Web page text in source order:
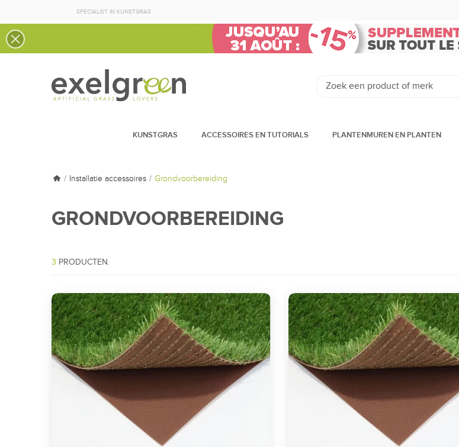
SPECIALIST IN KUNSTGRAS
KUNSTGRAS ACCESSOIRES EN TUTORIALS PLANTENMUREN EN PLANTEN
Installatie accessoires Grondvoorbereiding
GRONDVOORBEREIDING
3 PRODUCTEN.